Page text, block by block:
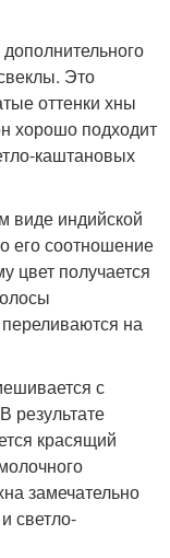
Это
оттенки хны
хорошо подходит
каштановых
виде индийской
его соотношение
цвет получается
на
с
результате
красящий
замечательно
светло-